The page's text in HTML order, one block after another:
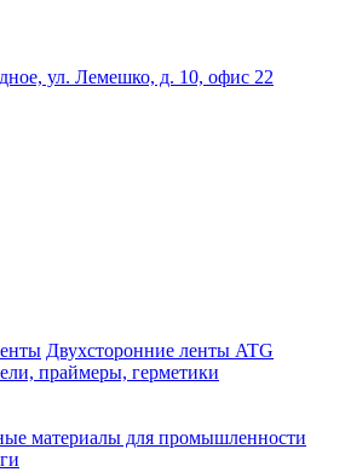
ул. Лемешко, д. 10, офис 22
Двухсторонние ленты ATG
праймеры, герметики
материалы для промышленности